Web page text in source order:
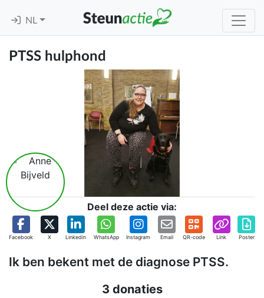
NL
PTSS hulphond
Deel deze actie via:
Facebook X Linkedin WhatsApp Instagram Email QR-code Link Poster
Ik ben bekent met de diagnose PTSS.
3 donaties